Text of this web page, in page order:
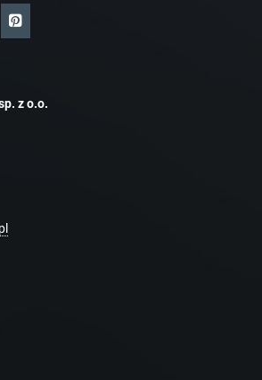
z o.o.